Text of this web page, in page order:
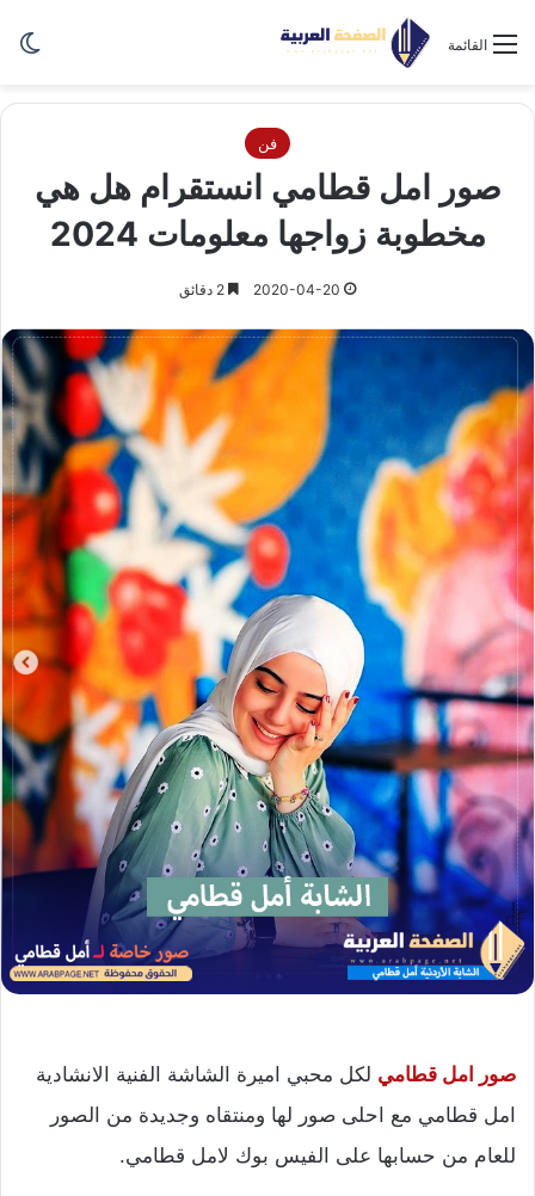
القائمة
فن
صور امل قطامي انستقرام هل هي
مخطوبة زواجها معلومات 2024
2020-04-20
صور امل قطامي لكل محبي اميرة الشاشة الفنية الانشادية
امل قطامي مع احلى صور لها ومنتقاه وجديدة من الصور
للعام من حسابها على الفيس بوك لامل قطامي.